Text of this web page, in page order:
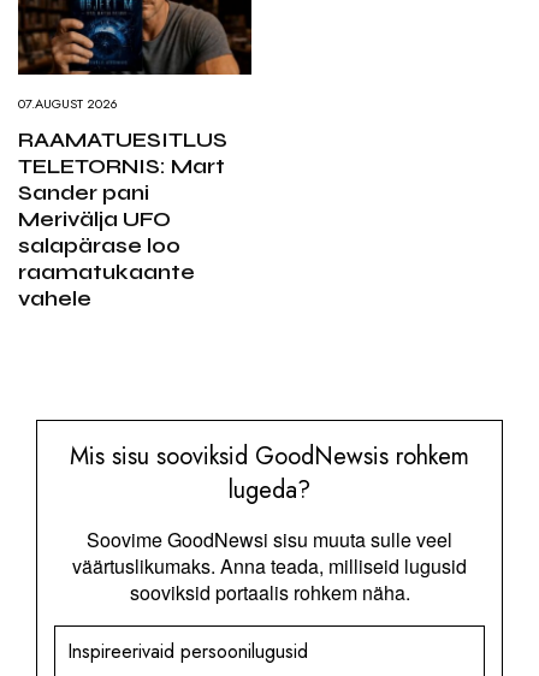
07.AUGUST 2026
RAAMATUESITLUS
TELETORNIS: Mart
Sander pani
Merivälja UFO
salapärase loo
raamatukaante
vahele
Mis sisu sooviksid GoodNewsis rohkem
lugeda?
Soovime GoodNewsi sisu muuta sulle veel
väärtuslikumaks. Anna teada, milliseid lugusid
sooviksid portaalis rohkem näha.
Inspireerivaid persoonilugusid